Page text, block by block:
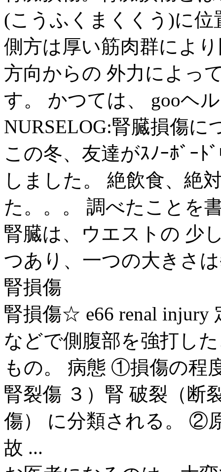
(こうふくまくくう)に位
側方は厚い筋肉群によ
方向からの 外力によっ
す。 かつては、 gooヘ
NURSELOG:腎臓損傷に
この冬、友達がｽﾉｰﾎﾞｰ
しました。 絶飲食、絶
た。。。 調べたことを
腎臓は、ウエストの 少
つあり、一つの大きさ
腎損傷
腎損傷☆ e66 renal injury
などで側腹部を強打し
もの。 病態 ①損傷の程
腎裂傷 ３）腎 破裂（断
傷） に分類される。 ②
故 ...